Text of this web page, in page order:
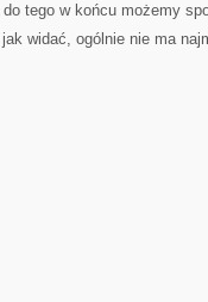
tego w końcu możemy
widać, ogólnie nie ma